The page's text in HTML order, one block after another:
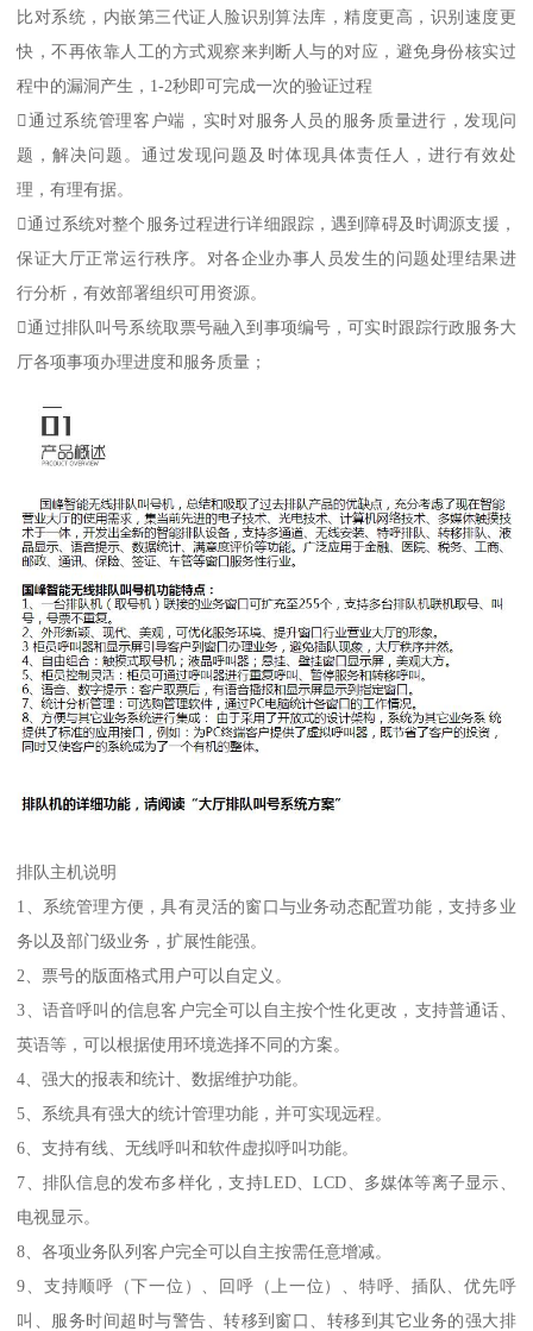
比对系统，内嵌第三代证人脸识别算法库，精度更高，识别速度更
快，不再依靠人工的方式观察来判断人与的对应，避免身份核实过
程中的漏洞产生，1-2秒即可完成一次的验证过程
通过系统管理客户端，实时对服务人员的服务质量进行，发现问
题，解决问题。通过发现问题及时体现具体责任人，进行有效处
理，有理有据。
通过系统对整个服务过程进行详细跟踪，遇到障碍及时调源支援，
保证大厅正常运行秩序。对各企业办事人员发生的问题处理结果进
行分析，有效部署组织可用资源。
通过排队叫号系统取票号融入到事项编号，可实时跟踪行政服务大
厅各项事项办理进度和服务质量；
排队主机说明
1、系统管理方便，具有灵活的窗口与业务动态配置功能，支持多业
务以及部门级业务，扩展性能强。
2、票号的版面格式用户可以自定义。
3、语音呼叫的信息客户完全可以自主按个性化更改，支持普通话、
英语等，可以根据使用环境选择不同的方案。
4、强大的报表和统计、数据维护功能。
5、系统具有强大的统计管理功能，并可实现远程。
6、支持有线、无线呼叫和软件虚拟呼叫功能。
7、排队信息的发布多样化，支持LED、LCD、多媒体等离子显示、
电视显示。
8、各项业务队列客户完全可以自主按需任意增减。
9、支持顺呼（下一位）、回呼（上一位）、特呼、插队、优先呼
叫、服务时间超时与警告、转移到窗口、转移到其它业务的强大排